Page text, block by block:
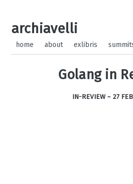
archiavelli
home about exlibris
Golang in
IN-REVIEW ~ 27